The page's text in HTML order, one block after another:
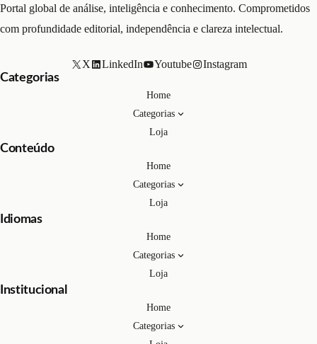
Portal global de análise, inteligência e conhecimento. Comprometidos
com profundidade editorial, independência e clareza intelectual.
X LinkedIn Youtube
Instagram
Categorias
Home
Categorias
Loja
Conteúdo
Home
Categorias
Loja
Idiomas
Home
Categorias
Loja
Institucional
Home
Categorias